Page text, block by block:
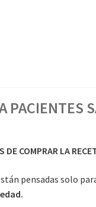
PACIENTES
COMPRAR LA
pensadas solo